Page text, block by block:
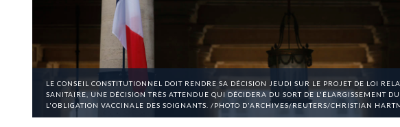
LE CONSEIL CONSTITUTIONNEL DOIT RENDRE SA DÉCISION JEUDI SUR LE PROJET DE LOI
SANITAIRE, UNE DÉCISION TRÈS ATTENDUE QUI DÉCIDERA DU SORT DE L'ÉLARGISSEMENT
L'OBLIGATION VACCINALE DES SOIGNANTS. /PHOTO D'ARCHIVES/REUTERS/CHRISTIAN